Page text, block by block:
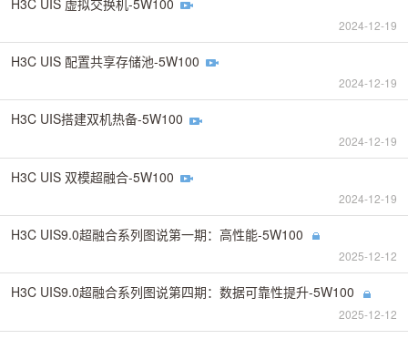
2024-12-19
H3C UIS 配置共享存储池-5W100
2024-12-19
H3C UIS搭建双机热备-5W100
2024-12-19
H3C UIS 双模超融合-5W100
2024-12-19
H3C UIS9.0超融合系列图说第一期：高性能-5W100
2025-12-12
H3C UIS9.0超融合系列图说第四期：数据可靠性提升-5W100
2025-12-12